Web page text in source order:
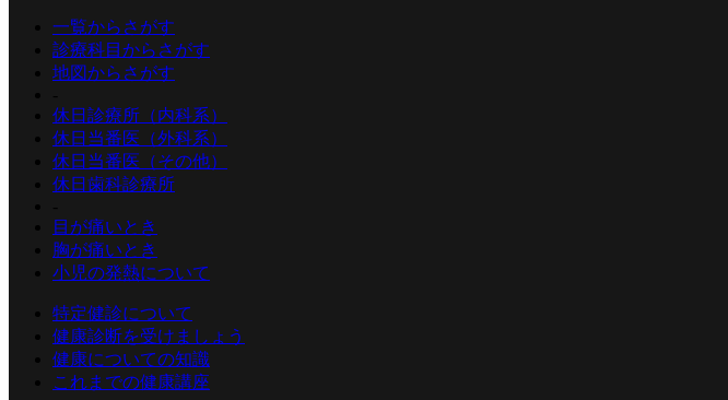
一覧からさがす
診療科目からさがす
地図からさがす
休日診療所（内科系）
休日当番医（外科系）
休日当番医（その他）
休日歯科診療所
目が痛いとき
胸が痛いとき
小児の発熱について
特定健診について
健康診断を受けましょう
健康についての知識
これまでの健康講座